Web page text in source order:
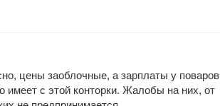
цены заоблочные, а зарплаты у поваров
имеет с этой конторки. Жалобы на них, от